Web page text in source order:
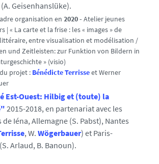
Geisenhanslüke).
organisation en 2020 - Atelier jeunes
| « La carte et la frise : les « images » de
entre visualisation et modélisation /
und Zeitleisten: zur Funktion von Bildern in
» (visio)
projet : Bénédicte Terrisseet Werner
Est-Ouest: Hilbig et (toute) la
2015-2018, en partenariat avec les
Iéna, Allemagne (S. Pabst), Nantes
, W. Wögerbauer) et Paris-
Arlaud, B. Banoun).